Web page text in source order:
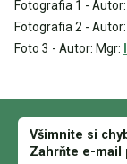
Fotografia 1 - Autor:
Fotografia 2 - Autor:
Foto 3 - Autor: Mgr: